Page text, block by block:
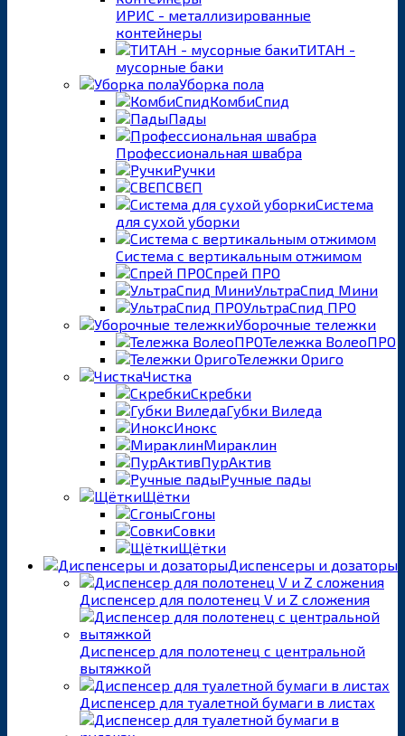
ИРИС - металлизированные
контейнеры
ТИТАН -
мусорные баки
Уборка пола
КомбиСпид
Пады
Профессиональная швабра
Ручки
СВЕП
Система
для сухой уборки
Система с вертикальным отжимом
Спрей ПРО
УльтраСпид Мини
УльтраСпид ПРО
Уборочные тележки
Тележка ВолеоПРО
Тележки Ориго
Чистка
Скребки
Губки Виледа
Инокс
Мираклин
ПурАктив
Ручные пады
Щётки
Сгоны
Совки
Щётки
Диспенсеры и дозаторы
Диспенсер для полотенец V и Z сложения
Диспенсер для полотенец с центральной
вытяжкой
Диспенсер для туалетной бумаги в листах